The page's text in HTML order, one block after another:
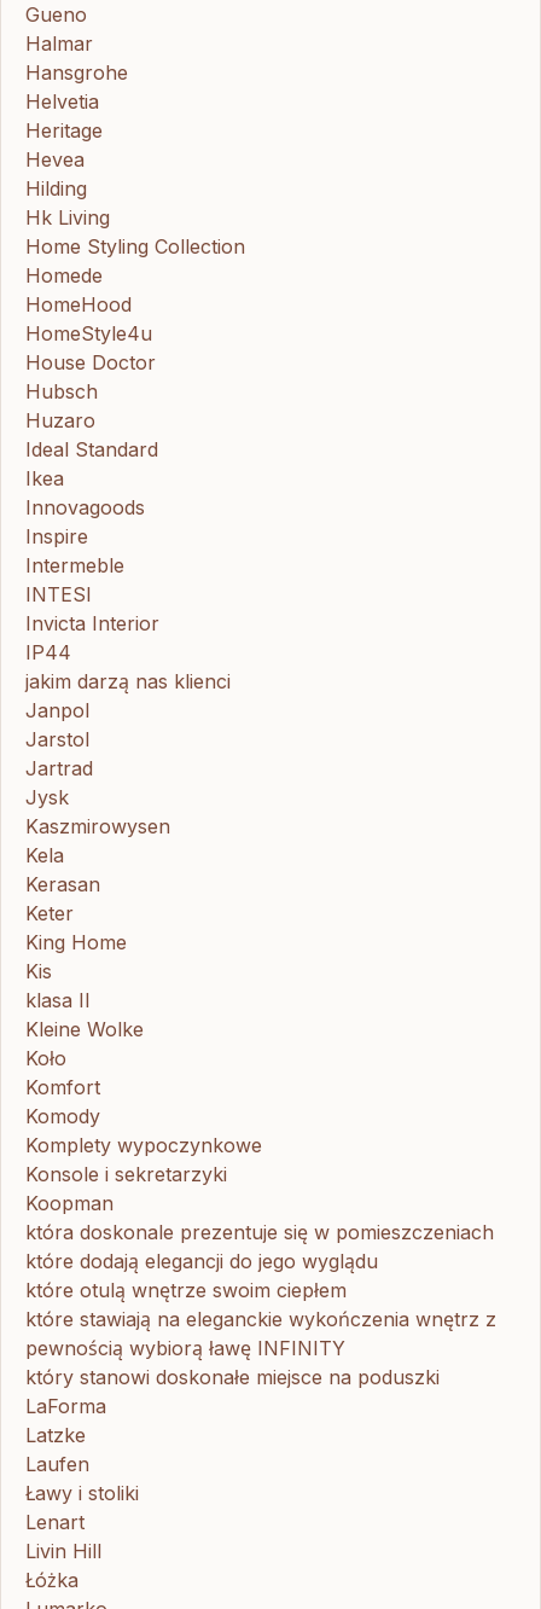
Gueno
Halmar
Hansgrohe
Helvetia
Heritage
Hevea
Hilding
Hk Living
Home Styling Collection
Homede
HomeHood
HomeStyle4u
House Doctor
Hubsch
Huzaro
Ideal Standard
Ikea
Innovagoods
Inspire
Intermeble
INTESI
Invicta Interior
IP44
jakim darzą nas klienci
Janpol
Jarstol
Jartrad
Jysk
Kaszmirowysen
Kela
Kerasan
Keter
King Home
Kis
klasa II
Kleine Wolke
Koło
Komfort
Komody
Komplety wypoczynkowe
Konsole i sekretarzyki
Koopman
która doskonale prezentuje się w pomieszczeniach
które dodają elegancji do jego wyglądu
które otulą wnętrze swoim ciepłem
które stawiają na eleganckie wykończenia wnętrz z
pewnością wybiorą ławę INFINITY
który stanowi doskonałe miejsce na poduszki
LaForma
Latzke
Laufen
Ławy i stoliki
Lenart
Livin Hill
Łóżka